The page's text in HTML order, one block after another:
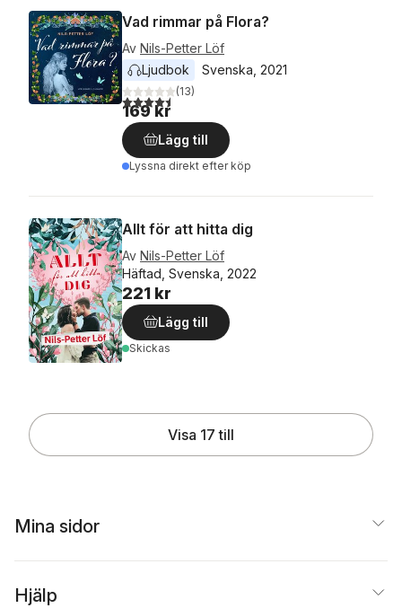
Vad rimmar på Flora?
Av Nils-Petter Löf
Ljudbok
Svenska 2021
4,5utav 5 stjärnor. Totalt antal röster:
(13)
169 kr
Lägg till
Lyssna direkt efter köp
Allt för att hitta dig
Av Nils-Petter Löf
Häftad, Svenska, 2022
221 kr
Lägg till
Skickas
Visa 17 till
Mina sidor
Hjälp